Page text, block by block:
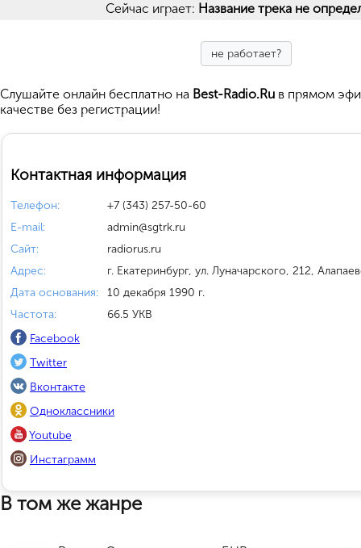
Сейчас играет: Название трека не
не работает?
Cлушайте онлайн бесплатно на Best-Radio.Ru в прямом
качестве без регистрации!
Контактная информация
Телефон:
+7 (343) 257-50-60
E-mail:
admin@sgtrk.ru
Сайт:
radiorus.ru
Адрес:
г. Екатеринбург, ул. Луначарского, 212,
Дата основания:
10 декабря 1990 г.
Частота:
66.5 УКВ
Facebook
Twitter
Вконтакте
Одноклассники
Youtube
Инстаграмм
В том же жанре